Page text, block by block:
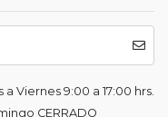
Viernes 9:00 a 17:00 hrs.
CERRADO